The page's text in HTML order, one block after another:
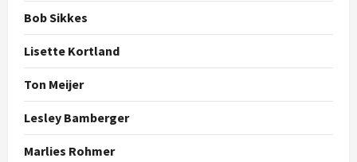
Bob Sikkes
Lisette Kortland
Ton Meijer
Lesley Bamberger
Marlies Rohmer